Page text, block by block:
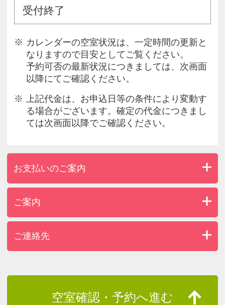
受付終了
カレンダーの空室状況は、一定時間の更新と
なりますので目安としてご覧ください。
予約可否の最新状況につきましては、次画面
以降にてご確認ください。
上記代金は、お申込日等の条件により変動す
る場合がございます。確定の代金につきまし
ては次画面以降でご確認ください。
お支払いのご案内
ご案内
ご連絡先
空室確認・予約へ進む